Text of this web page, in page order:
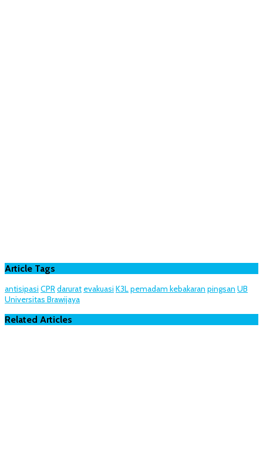
Article Tags
antisipasi CPRdarurat evakuasi K3Lpemadam kebakaran pingsan UB
Universitas Brawijaya
Related Articles